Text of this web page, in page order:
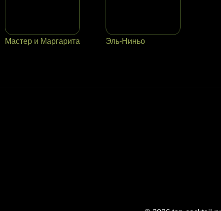
Мастер и Маргарита Эль-Ниньо